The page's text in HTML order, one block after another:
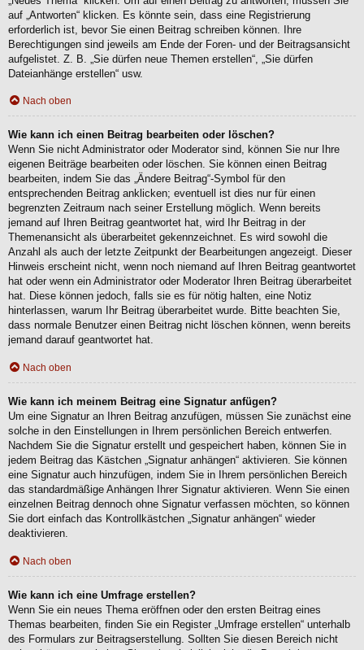
auf „Antworten“ klicken. Es könnte sein, dass eine Registrierung
erforderlich ist, bevor Sie einen Beitrag schreiben können. Ihre
Berechtigungen sind jeweils am Ende der Foren- und der Beitragsansicht
aufgelistet. Z. B. „Sie dürfen neue Themen erstellen“, „Sie dürfen
Dateianhänge erstellen“ usw.
Nach oben
Wie kann ich einen Beitrag bearbeiten oder löschen?
Wenn Sie nicht Administrator oder Moderator sind, können Sie nur Ihre
eigenen Beiträge bearbeiten oder löschen. Sie können einen Beitrag
bearbeiten, indem Sie das „Ändere Beitrag“-Symbol für den
entsprechenden Beitrag anklicken; eventuell ist dies nur für einen
begrenzten Zeitraum nach seiner Erstellung möglich. Wenn bereits
jemand auf Ihren Beitrag geantwortet hat, wird Ihr Beitrag in der
Themenansicht als überarbeitet gekennzeichnet. Es wird sowohl die
Anzahl als auch der letzte Zeitpunkt der Bearbeitungen angezeigt. Dieser
Hinweis erscheint nicht, wenn noch niemand auf Ihren Beitrag geantwortet
hat oder wenn ein Administrator oder Moderator Ihren Beitrag überarbeitet
hat. Diese können jedoch, falls sie es für nötig halten, eine Notiz
hinterlassen, warum Ihr Beitrag überarbeitet wurde. Bitte beachten Sie,
dass normale Benutzer einen Beitrag nicht löschen können, wenn bereits
jemand darauf geantwortet hat.
Nach oben
Wie kann ich meinem Beitrag eine Signatur anfügen?
Um eine Signatur an Ihren Beitrag anzufügen, müssen Sie zunächst eine
solche in den Einstellungen in Ihrem persönlichen Bereich entwerfen.
Nachdem Sie die Signatur erstellt und gespeichert haben, können Sie in
jedem Beitrag das Kästchen „Signatur anhängen“ aktivieren. Sie können
eine Signatur auch hinzufügen, indem Sie in Ihrem persönlichen Bereich
das standardmäßige Anhängen Ihrer Signatur aktivieren. Wenn Sie einen
einzelnen Beitrag dennoch ohne Signatur verfassen möchten, so können
Sie dort einfach das Kontrollkästchen „Signatur anhängen“ wieder
deaktivieren.
Nach oben
Wie kann ich eine Umfrage erstellen?
Wenn Sie ein neues Thema eröffnen oder den ersten Beitrag eines
Themas bearbeiten, finden Sie ein Register „Umfrage erstellen“ unterhalb
des Formulars zur Beitragserstellung. Sollten Sie diesen Bereich nicht